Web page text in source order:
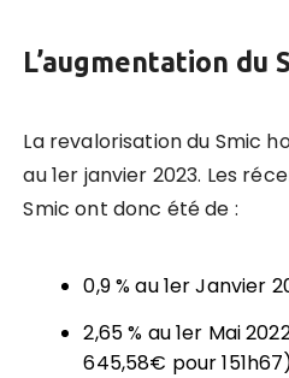
L’augmentation du
La revalorisation du Smic
au 1er janvier 2023. Les
Smic ont donc été de :
0,9 % au 1er Janvier
2,65 % au 1er Mai
645,58€ pour